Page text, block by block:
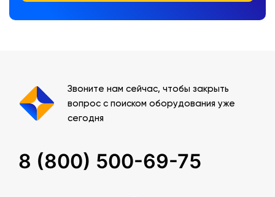
Звоните нам сейчас, чтобы закрыть
вопрос с поиском оборудования уже
сегодня
8 (800) 500-69-75